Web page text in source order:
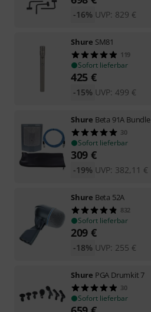
UVP: 829 €
-16%
Shure SM81
119
Sofort lieferbar
425 €
UVP: 499 €
-15%
Shure Beta 91A Bundle
30
Sofort lieferbar
309 €
UVP: 382,11 €
-19%
Shure Beta 52A
832
Sofort lieferbar
209 €
UVP: 255 €
-18%
Shure PGA Drumkit 7
30
Sofort lieferbar